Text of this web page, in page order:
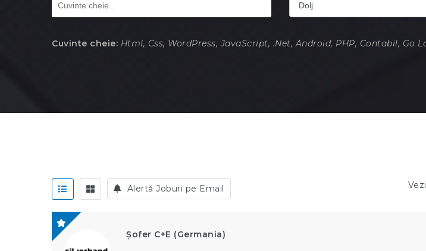
Dolj
Cuvinte cheie: Html, Css, WordPress, JavaScript, .Net, Android, PHP, Contabil, Go
Alertă Joburi pe Email
Șofer C+E (Germania)